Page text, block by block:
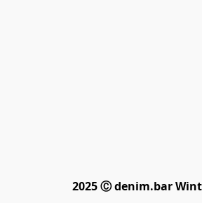
2025 Ⓒ denim.bar